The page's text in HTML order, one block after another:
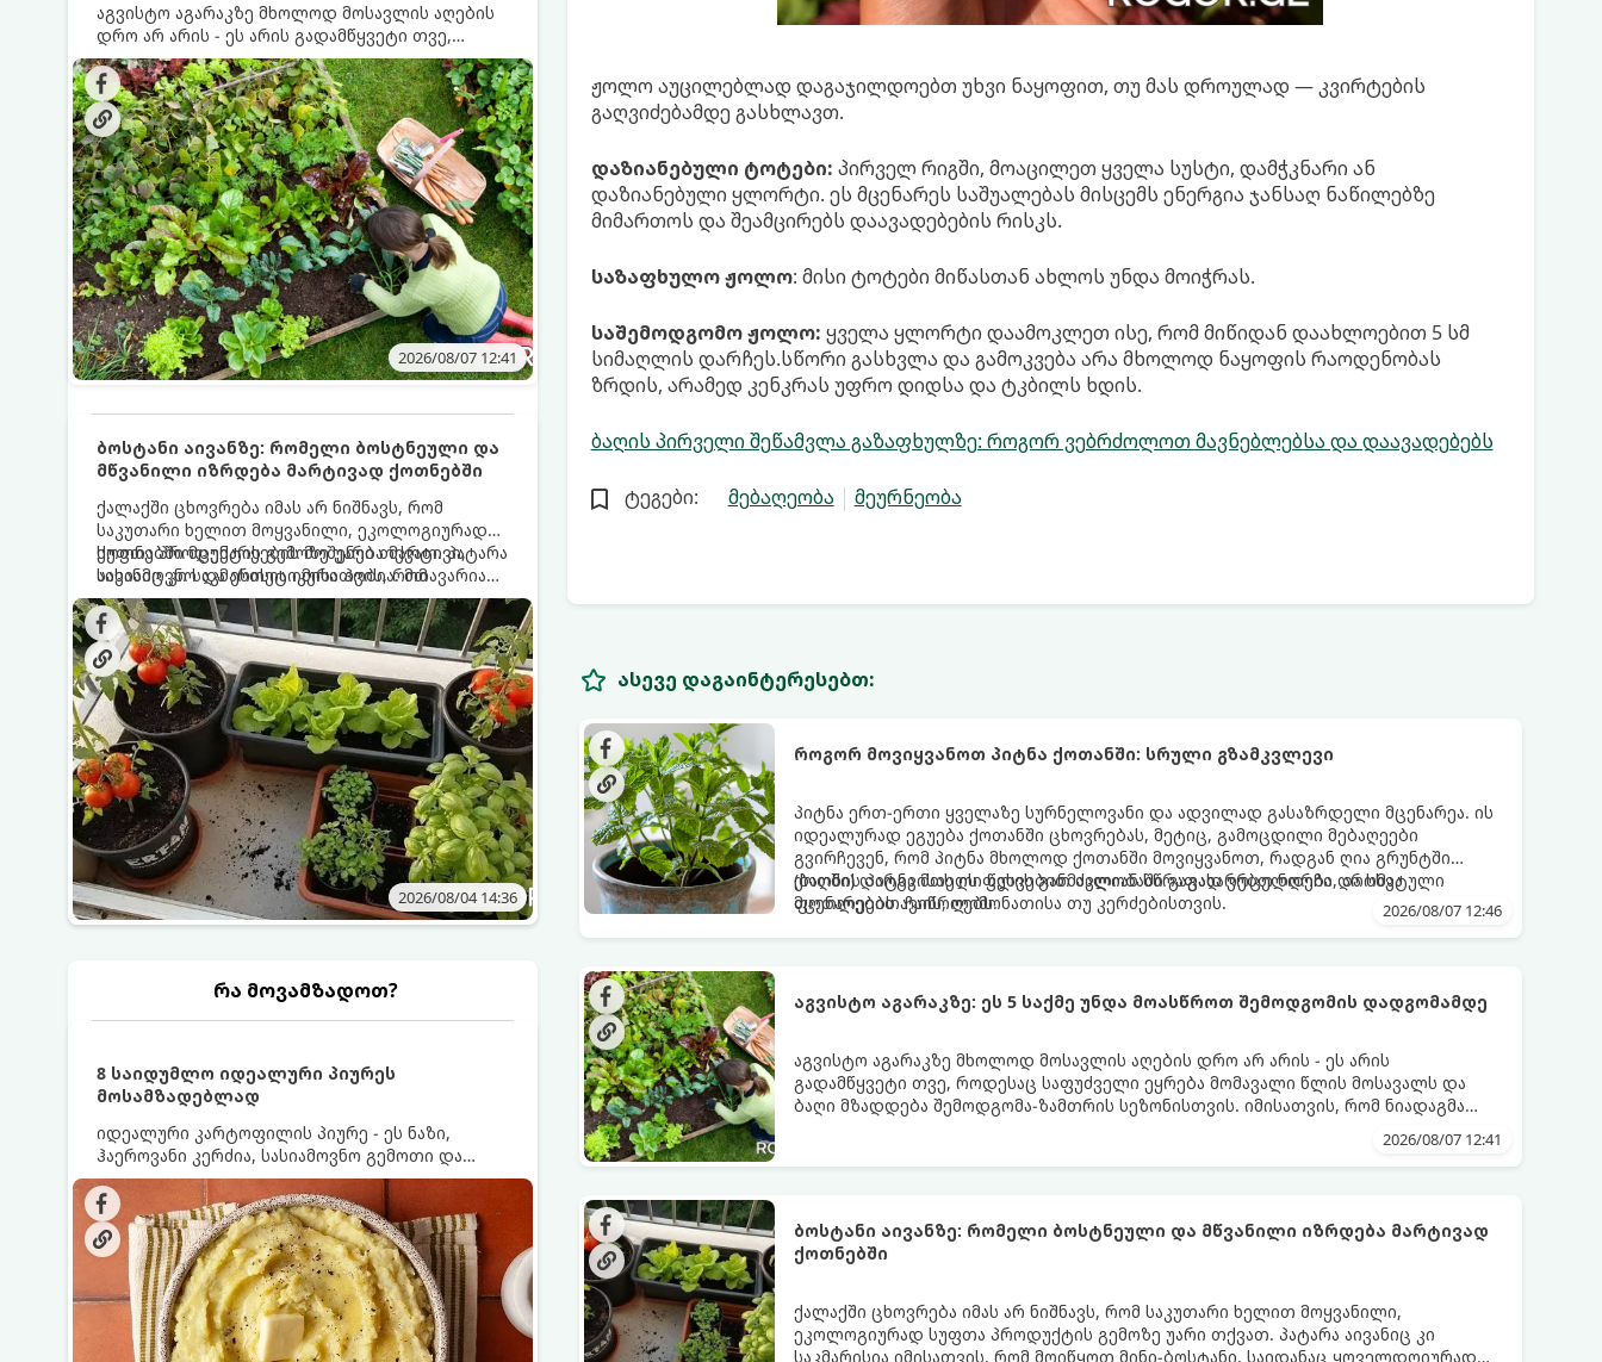
აგვისტო აგარაკზე მხოლოდ მოსავლის აღების
დრო არ არის - ეს არის გადამწყვეტი თვე,
როდესაც საფუძველი ეყრება მომავალი წლის
მოსავალს და ბაღი მზადდება შემოდგომა-
ზამთრის სეზონისთვის. იმისათვის, რომ
ნიადაგმა ენერგია აღიდგინოს, ხოლო
მცენარეებმა ზამთარს გაუძლონ, აგვისტოს
ბოლომდე 5 მნიშვნელოვანი საქმის გაკეთება
უნდა მოასწროთ:
2026/08/07 12:41
ბოსტანი აივანზე: რომელი ბოსტნეული და
მწვანილი იზრდება მარტივად ქოთნებში
ქალაქში ცხოვრება იმას არ ნიშნავს, რომ
საკუთარი ხელით მოყვანილი, ეკოლოგიურად
სუფთა პროდუქტის გემოზე უარი თქვათ. პატარა
აივანიც კი საკმარისია იმისათვის, რომ
მოიწყოთ მინი-ბოსტანი, საიდანაც
ყოველდღიურად ახალ, არომატულ მწვანილსა
და ბოსტნეულს მოკრეფთ.
ქოთნებში მცენარეების მოშენება მარტივი,
სასიამოვნო და ესთეტიკური ჰობია. მთავარია
იცოდეთ, რომელი კულტურები ეგუებიან
ქოთნის პირობებს ყველაზე კარგად და როგორ
მოუაროთ მათ სწორად.
2026/08/04 14:36
რა მოვამზადოთ?
8 საიდუმლო იდეალური პიურეს
მოსამზადებლად
იდეალური კარტოფილის პიურე - ეს ნაზი,
ჰაეროვანი კერძია, სასიამოვნო გემოთი და
ნაღების-მოყვითალო ფერით. მისი მომზადება
ძალიან მარტივია, მაგრამ არსებობს რამდენიმე
საიდუმლო, რომლებიც უნდა იცოდეთ, რომ
პიურე იდეალურად გემრიელი გამოვიდეს.
ჟოლო აუცილებლად დაგაჯილდოებთ უხვი ნაყოფით, თუ მას დროულად — კვირტების
გაღვიძებამდე გასხლავთ.
დაზიანებული ტოტები: პირველ რიგში, მოაცილეთ ყველა სუსტი, დამჭკნარი ან
დაზიანებული ყლორტი. ეს მცენარეს საშუალებას მისცემს ენერგია ჯანსაღ ნაწილებზე
მიმართოს და შეამცირებს დაავადებების რისკს.
საზაფხულო ჟოლო: მისი ტოტები მიწასთან ახლოს უნდა მოიჭრას.
საშემოდგომო ჟოლო: ყველა ყლორტი დაამოკლეთ ისე, რომ მიწიდან დაახლოებით 5 სმ
სიმაღლის დარჩეს.სწორი გასხვლა და გამოკვება არა მხოლოდ ნაყოფის რაოდენობას
ზრდის, არამედ კენკრას უფრო დიდსა და ტკბილს ხდის.
ბაღის პირველი შეწამვლა გაზაფხულზე: როგორ ვებრძოლოთ მავნებლებსა და დაავადებებს
ტეგები: მებაღეობა მეურნეობა
ასევე დაგაინტერესებთ:
როგორ მოვიყვანოთ პიტნა ქოთანში: სრული გზამკვლევი
პიტნა ერთ-ერთი ყველაზე სურნელოვანი და ადვილად გასაზრდელი მცენარეა. ის
იდეალურად ეგუება ქოთანში ცხოვრებას, მეტიც, გამოცდილი მებაღეები
გვირჩევენ, რომ პიტნა მხოლოდ ქოთანში მოვიყვანოთ, რადგან ღია გრუნტში
(ბაღში) დარგვისას ის ფესვებით ძალიან სწრაფად ვრცელდება და სხვა
მცენარეებს ავიწროებს.
ქოთნის პიტნა მთელი წლის განმავლობაში გაგახარებთ ნორჩი, არომატული
ფოთლებით ჩაის, ლიმონათისა თუ კერძებისთვის.
2026/08/07 12:46
აგვისტო აგარაკზე: ეს 5 საქმე უნდა მოასწროთ შემოდგომის დადგომამდე
აგვისტო აგარაკზე მხოლოდ მოსავლის აღების დრო არ არის - ეს არის
გადამწყვეტი თვე, როდესაც საფუძველი ეყრება მომავალი წლის მოსავალს და
ბაღი მზადდება შემოდგომა-ზამთრის სეზონისთვის. იმისათვის, რომ ნიადაგმა
2026/08/07 12:41
ბოსტანი აივანზე: რომელი ბოსტნეული და მწვანილი იზრდება მარტივად
ქოთნებში
ქალაქში ცხოვრება იმას არ ნიშნავს, რომ საკუთარი ხელით მოყვანილი,
ეკოლოგიურად სუფთა პროდუქტის გემოზე უარი თქვათ. პატარა აივანიც კი
საკმარისია იმისათვის, რომ მოიწყოთ მინი-ბოსტანი, საიდანაც ყოველდღიურად